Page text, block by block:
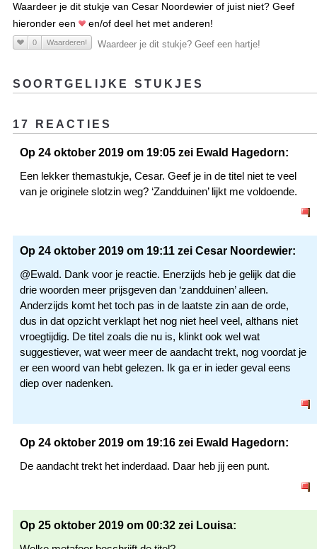
Waardeer je dit stukje van Cesar Noordewier of juist niet? Geef
hieronder een
en/of deel het met anderen!
0 Waarderen! Waardeer je dit stukje? Geef een hartje!
SOORTGELIJKE STUKJES
17 REACTIES
Op 24 oktober 2019 om 19:05 zei Ewald Hagedorn:
Een lekker themastukje, Cesar. Geef je in de titel niet te veel
van je originele slotzin weg? ‘Zandduinen’ lijkt me voldoende.
Op 24 oktober 2019 om 19:11 zei Cesar Noordewier:
@Ewald. Dank voor je reactie. Enerzijds heb je gelijk dat die
drie woorden meer prijsgeven dan ‘zandduinen’ alleen.
Anderzijds komt het toch pas in de laatste zin aan de orde,
dus in dat opzicht verklapt het nog niet heel veel, althans niet
vroegtijdig. De titel zoals die nu is, klinkt ook wel wat
suggestiever, wat weer meer de aandacht trekt, nog voordat je
er een woord van hebt gelezen. Ik ga er in ieder geval eens
diep over nadenken.
Op 24 oktober 2019 om 19:16 zei Ewald Hagedorn:
De aandacht trekt het inderdaad. Daar heb jij een punt.
Op 25 oktober 2019 om 00:32 zei Louisa: